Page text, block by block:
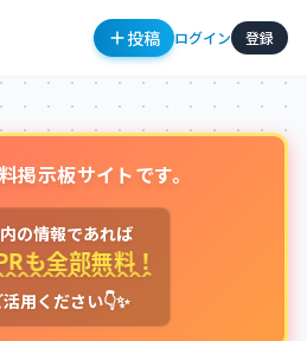
投稿 ログイン 登録
掲示板サイトです。
の情報であれば
も全部無料！
用ください👇✨